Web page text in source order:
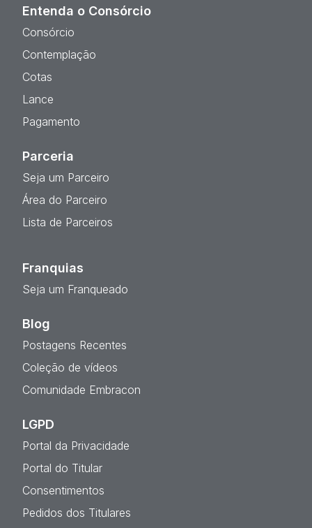
Entenda o Consórcio
Consórcio
Contemplação
Cotas
Lance
Pagamento
Parceria
Seja um Parceiro
Área do Parceiro
Lista de Parceiros
Franquias
Seja um Franqueado
Blog
Postagens Recentes
Coleção de vídeos
Comunidade Embracon
LGPD
Portal da Privacidade
Portal do Titular
Consentimentos
Pedidos dos Titulares